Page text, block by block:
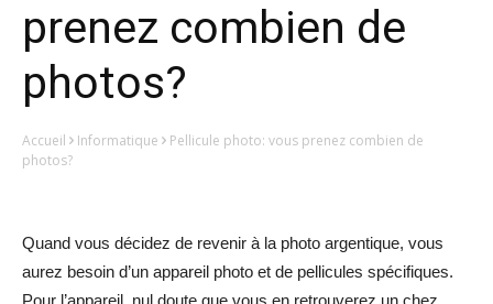
prenez combien de
photos?
Accueil Informatique
Pellicule photo: vous prenez combien de
photos?
Quand vous décidez de revenir à la photo argentique, vous
aurez besoin d’un appareil photo et de pellicules spécifiques.
Pour l’appareil, nul doute que vous en retrouverez un chez